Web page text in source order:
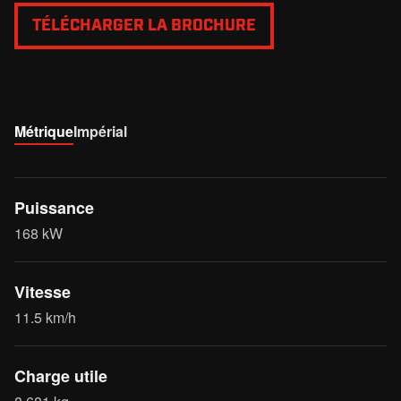
TÉLÉCHARGER LA BROCHURE
MétriqueImpérial
Puissance
168 kW
Vitesse
11.5 km/h
Charge utile